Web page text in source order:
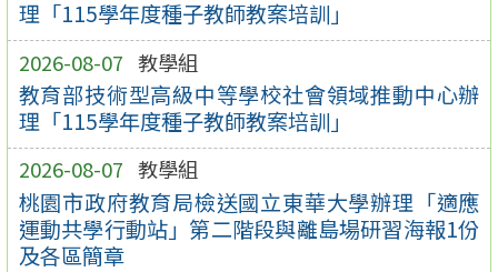
理「115學年度種子教師教案培訓」
2026-08-07 教學組
教育部技術型高級中等學校社會領域推動中心辦
理「115學年度種子教師教案培訓」
2026-08-07 教學組
桃園市政府教育局檢送國立東華大學辦理「適應
運動共學行動站」第二階段與離島場研習海報1份
及各區簡章